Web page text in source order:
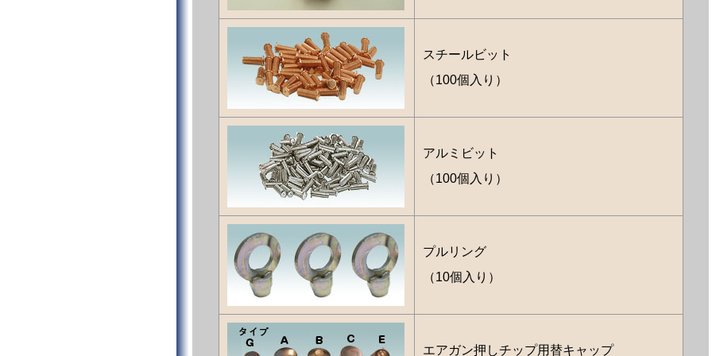
スチールビット
（100個入り）
アルミビット
（100個入り）
プルリング
（10個入り）
エアガン押しチップ用替キャップ